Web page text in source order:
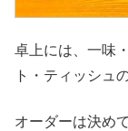
卓上には、一味
ト・ティッシュ
オーダーは決め